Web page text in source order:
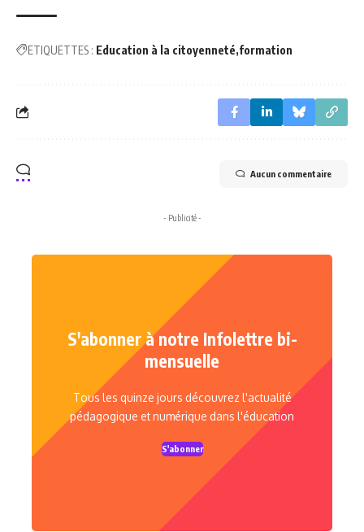
ETIQUETTES : Education à la citoyenneté formation
Aucun commentaire
- Publicité -
S'abonner à notre Infolettre bi-
mensuelle
Tous les quinze jours découvrez l'actualité
pédagogique et numérique dans l'éducation
S'abonner